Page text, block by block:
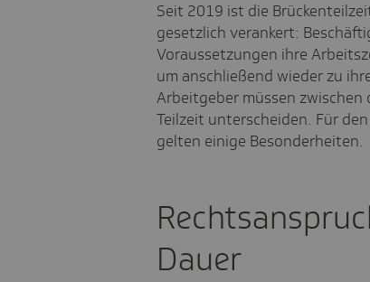
Seit 2019 ist die
gesetzlich verankert:
Voraussetzungen ihre
um anschließend wieder zu
Arbeitgeber müssen
Teilzeit unterscheiden. Für
gelten einige Besonderheiten.
Dauer